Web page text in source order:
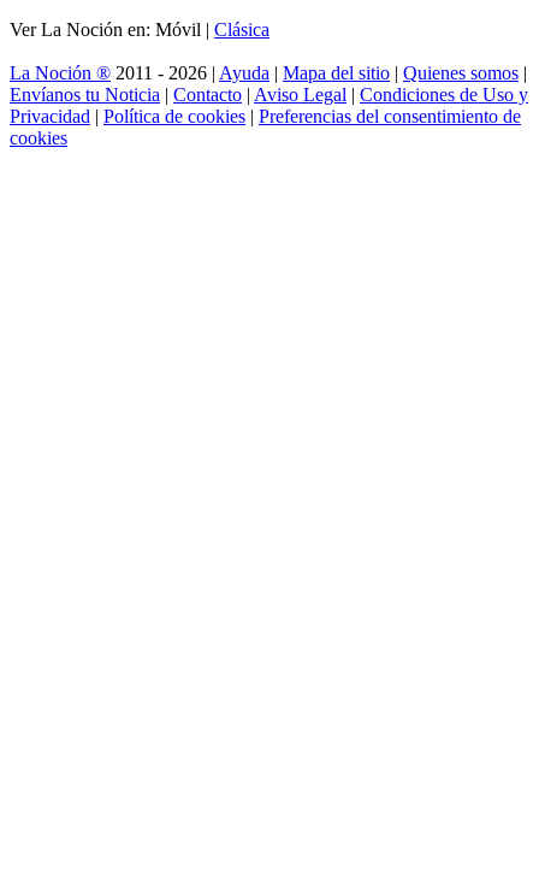
Ver La Noción en: Móvil | Clásica
La Noción ® 2011 - 2026 | Ayuda | Mapa del sitio | Quienes somos |
Envíanos tu Noticia | Contacto | Aviso Legal | Condiciones de Uso y
Privacidad | Política de cookies | Preferencias del consentimiento de
cookies